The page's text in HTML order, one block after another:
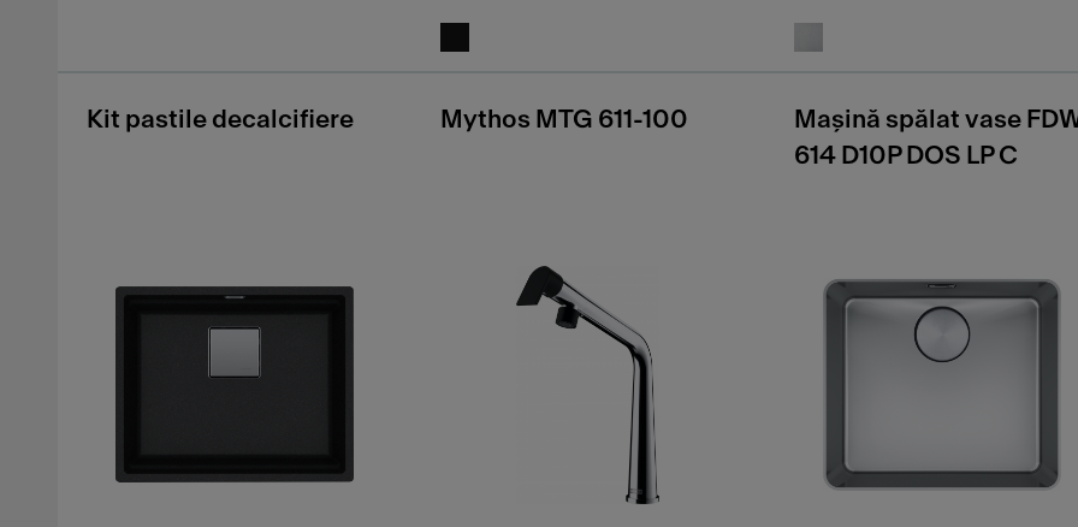
Kit pastile decalcifiere Mythos MTG 611-100
Maşină spălat vase
614 D10P DOS LP C